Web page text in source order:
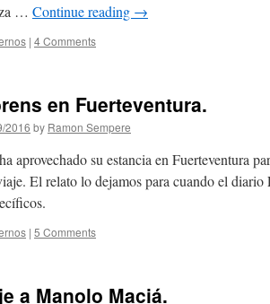
… Continue reading →
| 4 Comments
en Fuerteventura.
2016 by Ramon Sempere
aprovechado su estancia en Fuerteventura
El relato lo dejamos para cuando el
| 5 Comments
a Manolo Maciá.